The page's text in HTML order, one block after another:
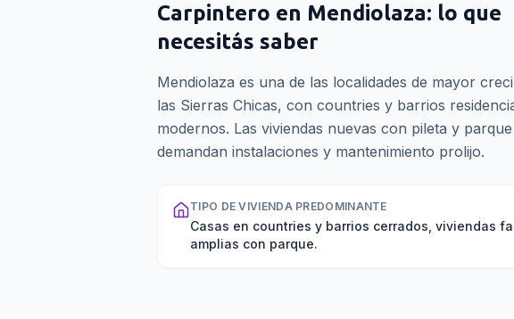
Carpintero en Mendiolaza: lo que
necesitás saber
Mendiolaza es una de las localidades de mayor
las Sierras Chicas, con countries y barrios
modernos. Las viviendas nuevas con pileta y parque
demandan instalaciones y mantenimiento prolijo.
TIPO DE VIVIENDA PREDOMINANTE
Casas en countries y barrios cerrados, viviendas
amplias con parque.